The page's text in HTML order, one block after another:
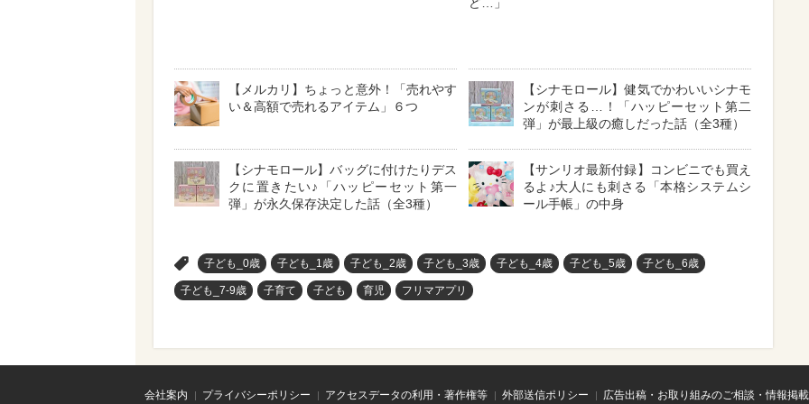
【メルカリ】ちょっと意外！「売れやす
い＆高額で売れるアイテム」６つ
【シナモロール】健気でかわいいシナモ
ンが刺さる…！「ハッピーセット第二
弾」が最上級の癒しだった話（全3種）
【シナモロール】バッグに付けたりデス
クに置きたい♪「ハッピーセット第一
弾」が永久保存決定した話（全3種）
【サンリオ最新付録】コンビニでも買え
るよ♪大人にも刺さる「本格システムシ
ール手帳」の中身
子ども_0歳 子ども_1歳 子ども_2歳 子ども_3歳 子ども_4歳 子ども_5歳 子ども_6歳
子ども_7-9歳 子育て 子ども 育児 フリマアプリ
会社案内 プライバシーポリシー アクセスデータの利用・著作権等 外部送信ポリシー 広告出稿・お取り組みのご相談・情報掲